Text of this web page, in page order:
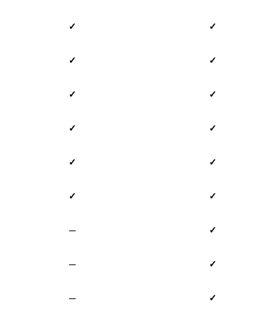
✓ ✓
✓ ✓
✓ ✓
✓ ✓
✓ ✓
✓ ✓
— ✓
— ✓
— ✓